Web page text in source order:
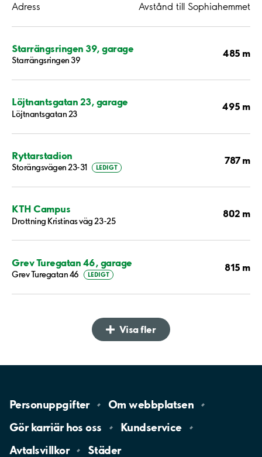
Adress Avstånd till Sophiahemmet
Starrängsringen 39, garage
Starrängsringen 39
485 m
Löjtnantsgatan 23, garage
Löjtnantsgatan 23
495 m
Ryttarstadion
Storängsvägen 23-31 LEDIGT
787 m
KTH Campus
Drottning Kristinas väg 23-25
802 m
Grev Turegatan 46, garage
Grev Turegatan 46 LEDIGT
815 m
Visa fler
Personuppgifter Omwebbplatsen
Gör karriär hososs
Kundservice
Avtalsvillkor
Städer